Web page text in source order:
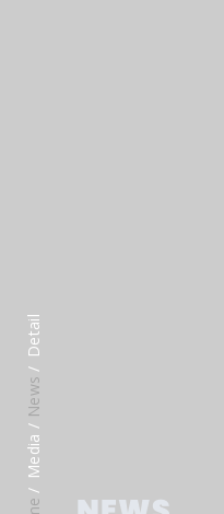
Media /
News
Detail